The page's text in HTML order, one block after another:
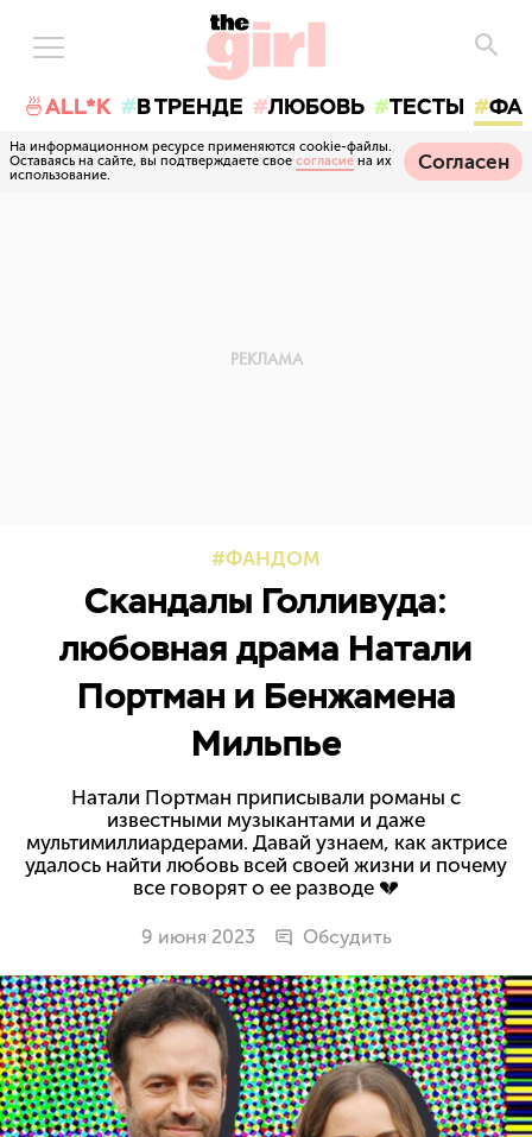
🍜ALL*K В ТРЕНДЕ ЛЮБОВЬ ТЕСТЫ
На информационном ресурсе применяются cookie-файлы.
Оставаясь на сайте, вы подтверждаете свое согласие на их
использование.
Согласен
ФАНДОМ
Скандалы Голливуда:
любовная драма Натали
Портман и Бенжамена
Мильпье
Натали Портман приписывали романы с
известными музыкантами и даже
мультимиллиардерами. Давай узнаем, как актрисе
удалось найти любовь всей своей жизни и почему
все говорят о ее разводе 💔
9 июня 2023 Обсудить